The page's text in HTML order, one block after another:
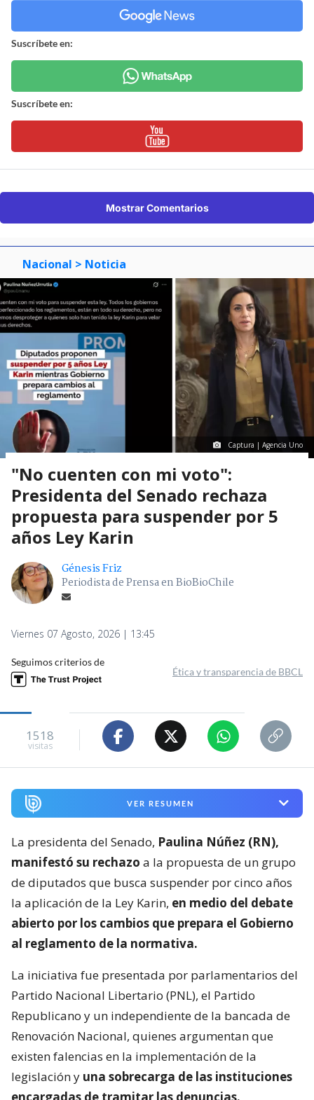
Suscríbete en:
Suscríbete en:
Mostrar Comentarios
Nacional > Noticia
Captura | Agencia Uno
"No cuenten con mi voto":
Presidenta del Senado rechaza
propuesta para suspender por 5
años Ley Karin
Génesis Friz
Periodista de Prensa en BioBioChile
Viernes 07 Agosto, 2026 | 13:45
Seguimos criterios de
Ética y transparencia de BBCL
1518
visitas
VER RESUMEN
La presidenta del Senado, Paulina Núñez (RN),
manifestó su rechazo a la propuesta de un grupo
de diputados que busca suspender por cinco años
la aplicación de la Ley Karin, en medio del debate
abierto por los cambios que prepara el Gobierno
al reglamento de la normativa.
La iniciativa fue presentada por parlamentarios del
Partido Nacional Libertario (PNL), el Partido
Republicano y un independiente de la bancada de
Renovación Nacional, quienes argumentan que
existen falencias en la implementación de la
legislación y una sobrecarga de las instituciones
encargadas de tramitar las denuncias.